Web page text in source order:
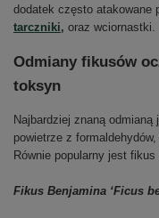
dodatek często atakowane
tarczniki, oraz wciornastki.
Odmiany fikusów
toksyn
Najbardziej znaną
powietrze z
Równie popularny jest
Fikus Benjamina ‘Ficus